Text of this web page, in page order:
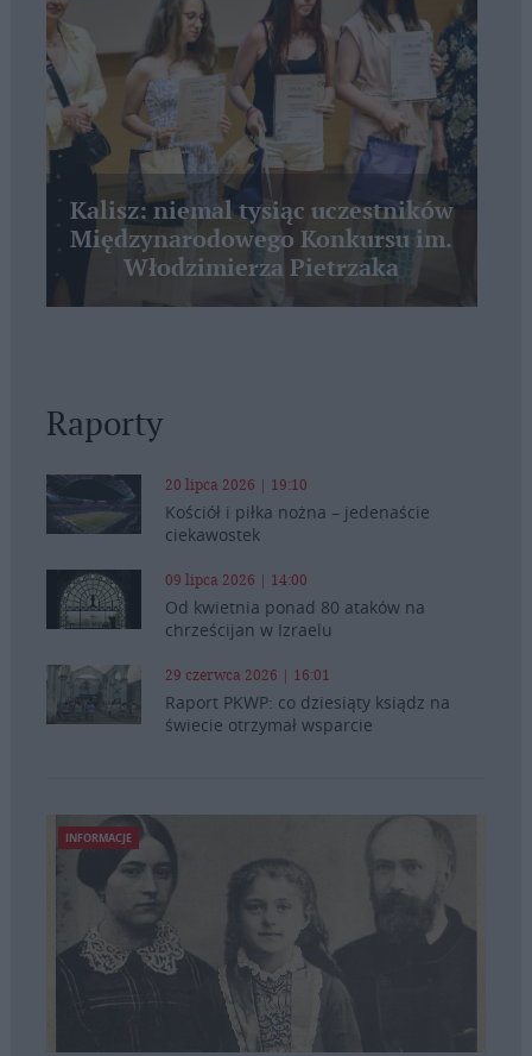
Kalisz: niemal tysiąc uczestników
Międzynarodowego Konkursu im.
Włodzimierza Pietrzaka
Raporty
20 lipca 2026 | 19:10
Kościół i piłka nożna – jedenaście
ciekawostek
09 lipca 2026 | 14:00
Od kwietnia ponad 80 ataków na
chrześcijan w Izraelu
29 czerwca 2026 | 16:01
Raport PKWP: co dziesiąty ksiądz na
świecie otrzymał wsparcie
INFORMACJE